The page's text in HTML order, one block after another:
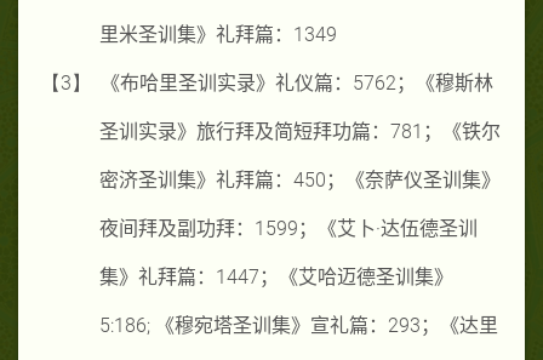
里米圣训集》礼拜篇： 1349
【3】 《布哈里圣训实录》礼仪篇： 5762；《穆斯林
圣训实录》旅行拜及简短拜功篇： 781 ；《铁尔
密济圣训集》礼拜篇： 450 ；《奈萨仪圣训集》
夜间拜及副功拜： 1599 ；《艾卜·达伍德圣训
集》礼拜篇： 1447 ；《艾哈迈德圣训集》
5:186; 《穆宛塔圣训集》宣礼篇： 293 ；《达里